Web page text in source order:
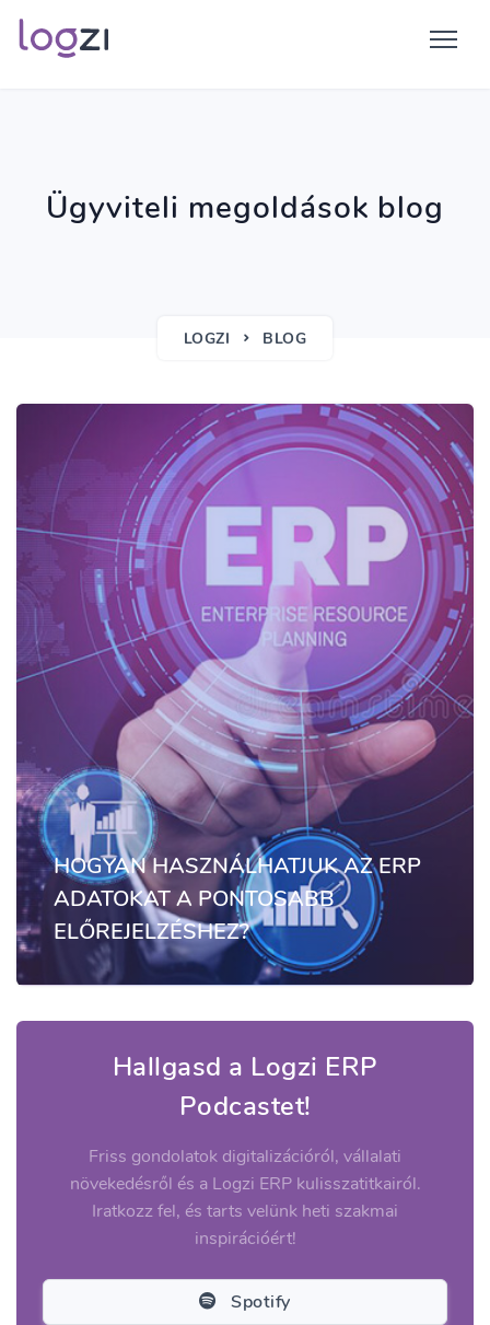
Ügyviteli megoldások blog
LOGZI BLOG
HOGYAN HASZNÁLHATJUK AZ ERP
ADATOKAT A PONTOSABB
ELŐREJELZÉSHEZ?
Hallgasd a Logzi ERP
Podcastet!
Friss gondolatok digitalizációról, vállalati
növekedésről és a Logzi ERP kulisszatitkairól.
Iratkozz fel, és tarts velünk heti szakmai
inspirációért!
Spotify